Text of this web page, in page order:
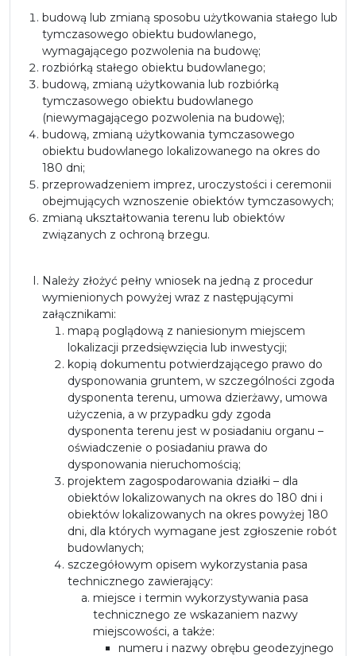
budową lub zmianą sposobu użytkowania stałego lub
tymczasowego obiektu budowlanego,
wymagającego pozwolenia na budowę;
rozbiórką stałego obiektu budowlanego;
budową, zmianą użytkowania lub rozbiórką
tymczasowego obiektu budowlanego
(niewymagającego pozwolenia na budowę);
budową, zmianą użytkowania tymczasowego
obiektu budowlanego lokalizowanego na okres do
180 dni;
przeprowadzeniem imprez, uroczystości i ceremonii
obejmujących wznoszenie obiektów tymczasowych;
zmianą ukształtowania terenu lub obiektów
związanych z ochroną brzegu.
Należy złożyć pełny wniosek na jedną z procedur
wymienionych powyżej wraz z następującymi
załącznikami:
mapą poglądową z naniesionym miejscem
lokalizacji przedsięwzięcia lub inwestycji;
kopią dokumentu potwierdzającego prawo do
dysponowania gruntem, w szczególności zgoda
dysponenta terenu, umowa dzierżawy, umowa
użyczenia, a w przypadku gdy zgoda
dysponenta terenu jest w posiadaniu organu –
oświadczenie o posiadaniu prawa do
dysponowania nieruchomością;
projektem zagospodarowania działki – dla
obiektów lokalizowanych na okres do 180 dni i
obiektów lokalizowanych na okres powyżej 180
dni, dla których wymagane jest zgłoszenie robót
budowlanych;
szczegółowym opisem wykorzystania pasa
technicznego zawierający:
miejsce i termin wykorzystywania pasa
technicznego ze wskazaniem nazwy
miejscowości, a także:
numeru i nazwy obrębu geodezyjnego